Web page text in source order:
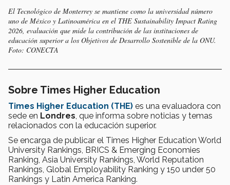
El Tecnológico de Monterrey se mantiene como la universidad número
uno de México y Latinoamérica en el THE Sustainability Impact Rating
2026, evaluación que mide la contribución de las instituciones de
educación superior a los Objetivos de Desarrollo Sostenible de la ONU.
Foto: CONECTA
Sobre Times Higher Education
Times Higher Education (THE) es una evaluadora con
sede en Londres, que informa sobre noticias y temas
relacionados con la educación superior.
Se encarga de publicar el Times Higher Education World
University Rankings, BRICS & Emerging Economies
Ranking, Asia University Rankings, World Reputation
Rankings, Global Employability Ranking y 150 under 50
Rankings y Latin America Ranking.